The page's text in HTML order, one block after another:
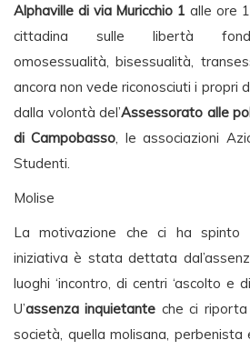
Alphaville di via Muricchio 1 alle ore
cittadina sulle libertà
omosessualità, bisessualità,
ancora non vede riconosciuti i propri
dalla volontà del’Assessorato alle
di Campobasso, le associazioni
Studenti.
Molise
La motivazione che ci ha
iniziativa è stata dettata
luoghi ‘incontro, di centri ‘ascolto e
U’assenza inquietante che ci
società, quella molisana,